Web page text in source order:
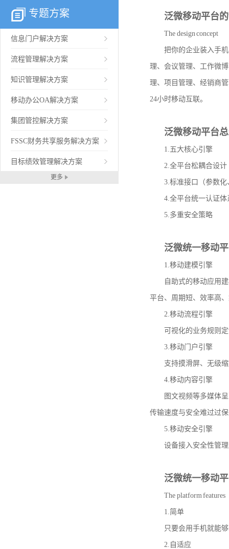
专题方案
信息门户解决方案
流程管理解决方案
知识管理解决方案
移动办公OA解决方案
集团管控解决方案
FSSC财务共享服务解决方案
目标绩效管理解决方案
更多
泛微移动平台
The design concept
把你的企业装入手机
理、会议管理、工作微
理、项目管理、经销商
24小时移动互联。
泛微移动平台
1.五大核心引擎
2.全平台松耦合设计
3.标准接口（参数化
4.全平台统一认证体
5.多重安全策略
泛微统一移动
1.移动建模引擎
自助式的移动应用建
平台、周期短、效率高
2.移动流程引擎
可视化的业务规则定
3.移动门户引擎
支持摸滑屏、无级缩
4.移动内容引擎
图文视频等多媒体呈
传输速度与安全难过过
5.移动安全引擎
设备接入安全性管理
泛微统一移动
The platform features
1.简单
只要会用手机就能够
2.自适应